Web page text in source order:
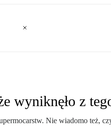
wyniknęło z
Nie wiadomo też,